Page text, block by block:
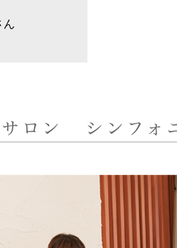
ん